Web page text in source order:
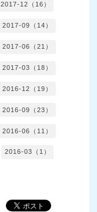
2017-12（16）
2017-09（14）
2017-06（21）
2017-03（18）
2016-12（19）
2016-09（23）
2016-06（11）
2016-03（1）